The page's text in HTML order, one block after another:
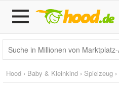
Hood › Baby & Kleinkind › Spielzeug ›